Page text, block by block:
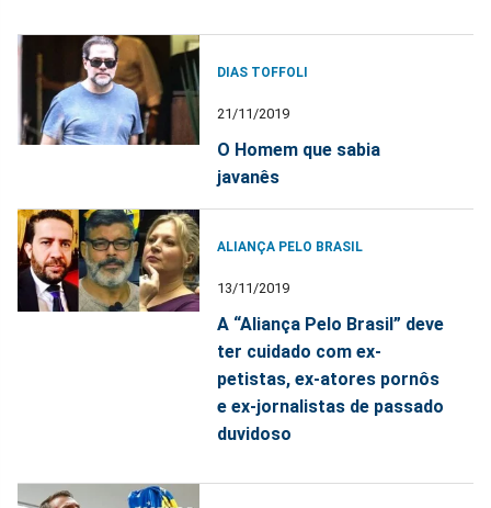
DIAS TOFFOLI
21/11/2019
O Homem que sabia
javanês
ALIANÇA PELO BRASIL
13/11/2019
A “Aliança Pelo Brasil” deve
ter cuidado com ex-
petistas, ex-atores pornôs
e ex-jornalistas de passado
duvidoso